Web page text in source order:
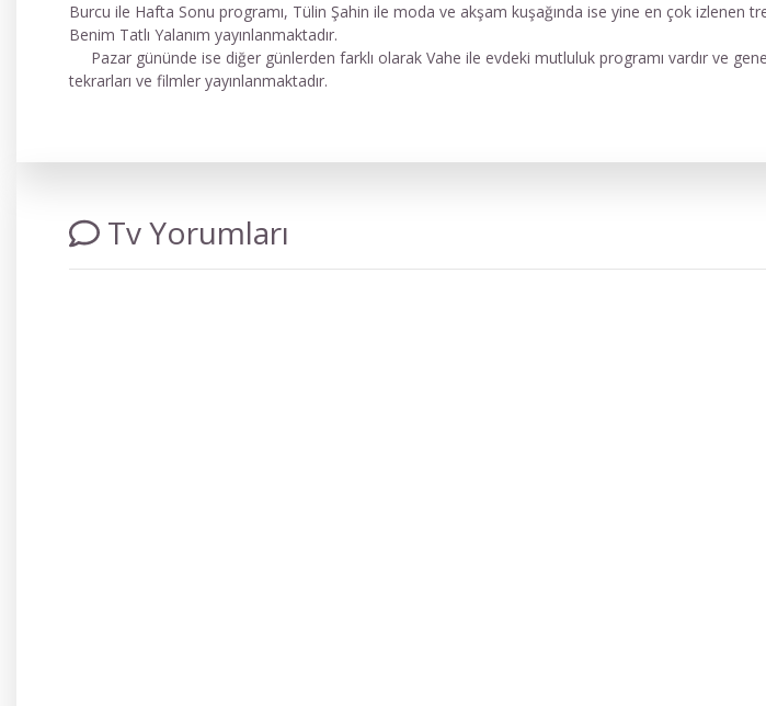
Burcu ile Hafta Sonu programı, Tülin Şahin ile moda ve akşam kuşağında ise yine en çok izlenen
Benim Tatlı Yalanım yayınlanmaktadır.
Pazar gününde ise diğer günlerden farklı olarak Vahe ile evdeki mutluluk programı vardır ve
tekrarları ve filmler yayınlanmaktadır.
Tv Yorumları